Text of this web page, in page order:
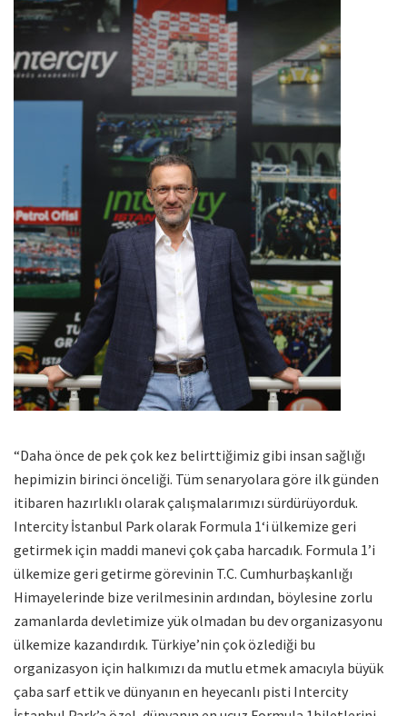
“Daha önce de pek çok kez belirttiğimiz gibi insan sağlığı
hepimizin birinci önceliği. Tüm senaryolara göre ilk günden
itibaren hazırlıklı olarak çalışmalarımızı sürdürüyorduk.
Intercity İstanbul Park olarak Formula 1‘i ülkemize geri
getirmek için maddi manevi çok çaba harcadık. Formula 1’i
ülkemize geri getirme görevinin T.C. Cumhurbaşkanlığı
Himayelerinde bize verilmesinin ardından, böylesine zorlu
zamanlarda devletimize yük olmadan bu dev organizasyonu
ülkemize kazandırdık. Türkiye’nin çok özlediği bu
organizasyon için halkımızı da mutlu etmek amacıyla büyük
çaba sarf ettik ve dünyanın en heyecanlı pisti Intercity